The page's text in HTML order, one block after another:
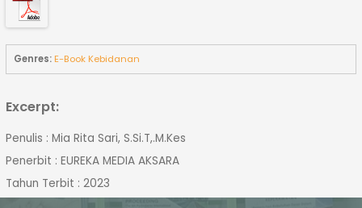
Genres:E-Book Kebidanan
Excerpt:
Penulis : Mia Rita Sari, S.Si.T,.M.Kes
Penerbit : EUREKA MEDIA AKSARA
Tahun Terbit : 2023